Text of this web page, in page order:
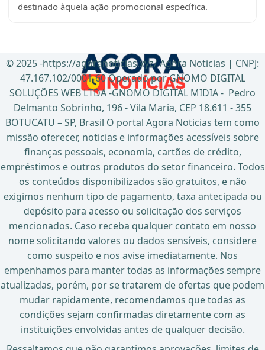
destinado àquela ação promocional específica.
© 2025 -https://agoranoticias.xyz/ Agora Noticias | CNPJ:
47.167.102/0001-60 Operado por GNOMO DIGITAL
SOLUÇÕES WEB LTDA -GNOMO DIGITAL MIDIA - Pedro
Delmanto Sobrinho, 196 - Vila Maria, CEP 18.611 - 355
BOTUCATU – SP, Brasil O portal Agora Noticias tem como
missão oferecer, noticias e informações acessíveis sobre
finanças pessoais, economia, cartões de crédito,
empréstimos e outros produtos do setor financeiro. Todos
os conteúdos disponibilizados são gratuitos, e não
exigimos nenhum tipo de pagamento, taxa antecipada ou
depósito para acesso ou solicitação dos serviços
mencionados. Caso receba qualquer contato em nosso
nome solicitando valores ou dados sensíveis, considere
como suspeito e nos avise imediatamente. Nos
empenhamos para manter todas as informações sempre
atualizadas, porém, por se tratarem de ofertas que podem
mudar rapidamente, recomendamos que todas as
condições sejam confirmadas diretamente com as
instituições envolvidas antes de qualquer decisão.